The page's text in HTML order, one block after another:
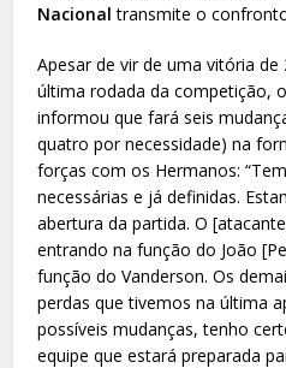
Nacional transmite o
Apesar de vir de uma vitória
última rodada da competição,
informou que fará seis
quatro por necessidade) na
forças com os Hermanos:
necessárias e já definidas.
abertura da partida. O
entrando na função do João
função do Vanderson. Os
perdas que tivemos na última
possíveis mudanças, tenho
equipe que estará preparada